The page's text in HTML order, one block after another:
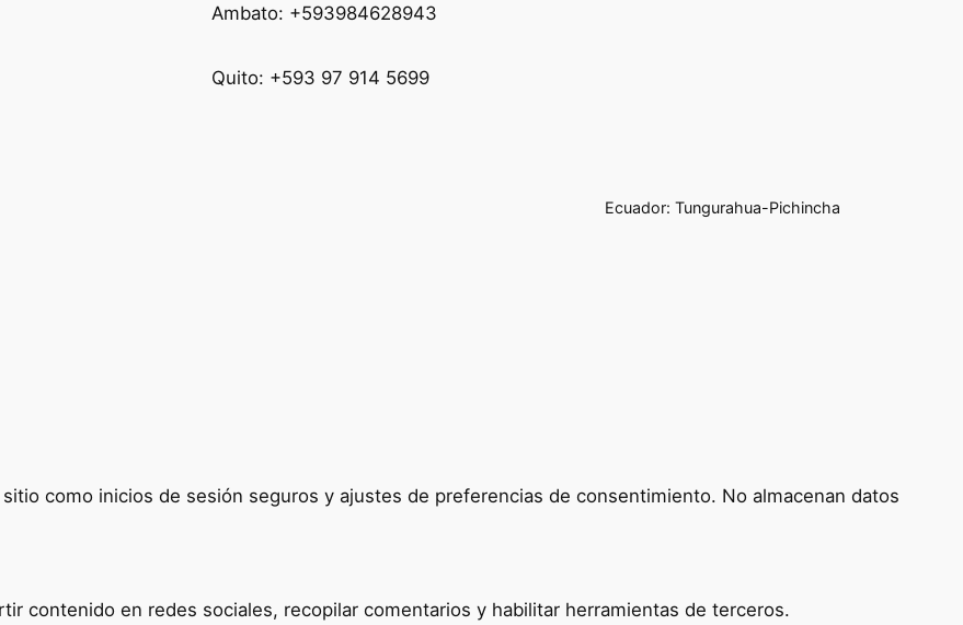
Ambato: +593984628943
Quito: +593 97 914 5699
Ecuador: Tungurahua-Pichincha
como inicios de sesión seguros y ajustes de preferencias de consentimiento. No almacenan datos
contenido en redes sociales, recopilar comentarios y habilitar herramientas de terceros.